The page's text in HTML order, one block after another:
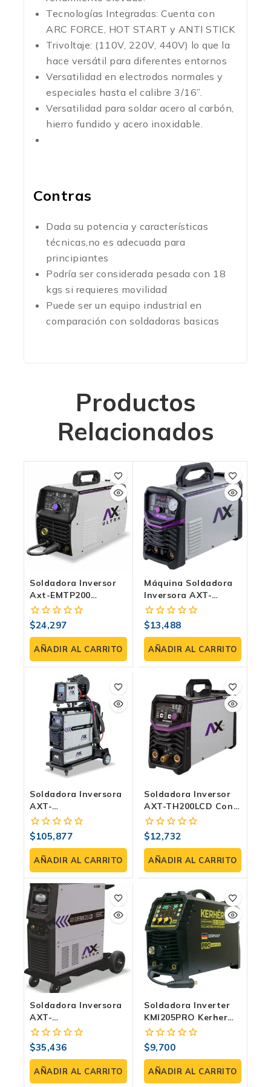
Tecnologías Integradas: Cuenta con
ARC FORCE, HOT START y ANTI STICK
Trivoltaje: (110V, 220V, 440V) lo que la
hace versátil para diferentes entornos
Versatilidad en electrodos normales y
especiales hasta el calibre 3/16”.
Versatilidad para soldar acero al carbón,
hierro fundido y acero inoxidable.
Contras
Dada su potencia y características
técnicas,no es adecuada para
principiantes
Podría ser considerada pesada con 18
kgs si requieres movilidad
Puede ser un equipo industrial en
comparación con soldadoras basicas
Productos
Relacionados
Soldadora Inversor
Axt-EMTP200
Multitask |
MIG/MMA/TIG HF Y
Plasma 200 Amp
0
fuera
de
5
$24,297
AÑADIR AL CARRITO
Máquina Soldadora
Inversora AXT-
TEC200 | Electrodo,
Tig HF Y Plasma 200
Amp
0
fuera
de
5
$13,488
AÑADIR AL CARRITO
Soldadora Inversora
AXT-
SuperMIG500LCD |
Microalambre,
Electrodo Y TIG Lift |
Bi-Voltaje, Pantalla
LCD
0
fuera
de
5
$105,877
AÑADIR AL CARRITO
Soldadora Inversor
AXT-TH200LCD Con
TIG Alta Frecuencia
Y Electrodo. Incluye
Bi-Voltaje
Profesional
0
fuera
de
5
$12,732
AÑADIR AL CARRITO
Soldadora Inversora
AXT-
SUPERMIG255LCD
MIG/MMA/TIG Lift |
250Amp
0
fuera
de
5
$35,436
AÑADIR AL CARRITO
Soldadora Inverter
KMI205PRO Kerher
IGBT | 110/220V |
MIG/MMA/TIG
0
fuera
de
5
$9,700
AÑADIR AL CARRITO